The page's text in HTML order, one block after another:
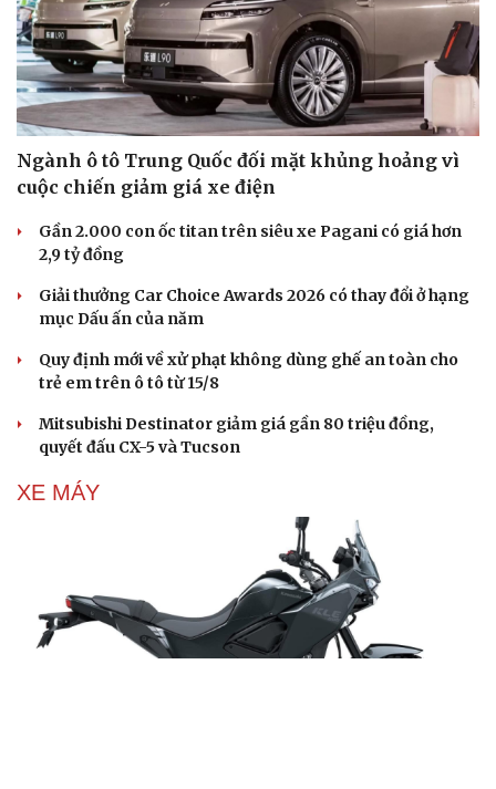
Ngành ô tô Trung Quốc đối mặt khủng hoảng vì
cuộc chiến giảm giá xe điện
Gần 2.000 con ốc titan trên siêu xe Pagani có giá hơn
2,9 tỷ đồng
Giải thưởng Car Choice Awards 2026 có thay đổi ở hạng
mục Dấu ấn của năm
Quy định mới về xử phạt không dùng ghế an toàn cho
trẻ em trên ô tô từ 15/8
Mitsubishi Destinator giảm giá gần 80 triệu đồng,
quyết đấu CX-5 và Tucson
XE MÁY